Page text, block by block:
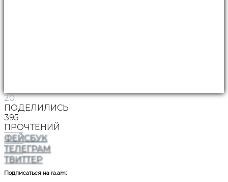
20
ПОДЕЛИЛИСЬ
395
ПРОЧТЕНИЙ
ФЕЙСБУК
ТЕЛЕГРАМ
ТВИТТЕР
Подписаться на ra.am: